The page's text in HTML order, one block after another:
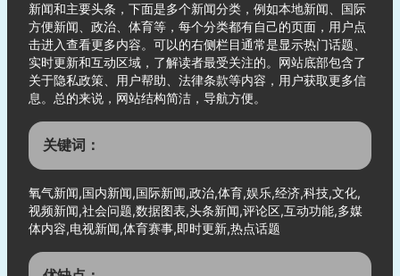
新闻和主要头条，下面是多个新闻分类，例如本地新闻、国际
方便新闻、政治、体育等，每个分类都有自己的页面，用户点
击进入查看更多内容。可以的右侧栏目通常是显示热门话题、
实时更新和互动区域，了解读者最受关注的。网站底部包含了
关于隐私政策、用户帮助、法律条款等内容，用户获取更多信
息。总的来说，网站结构简洁，导航方便。
关键词：
氧气新闻,国内新闻,国际新闻,政治,体育,娱乐,经济,科技,文化,
视频新闻,社会问题,数据图表,头条新闻,评论区,互动功能,多媒
体内容,电视新闻,体育赛事,即时更新,热点话题